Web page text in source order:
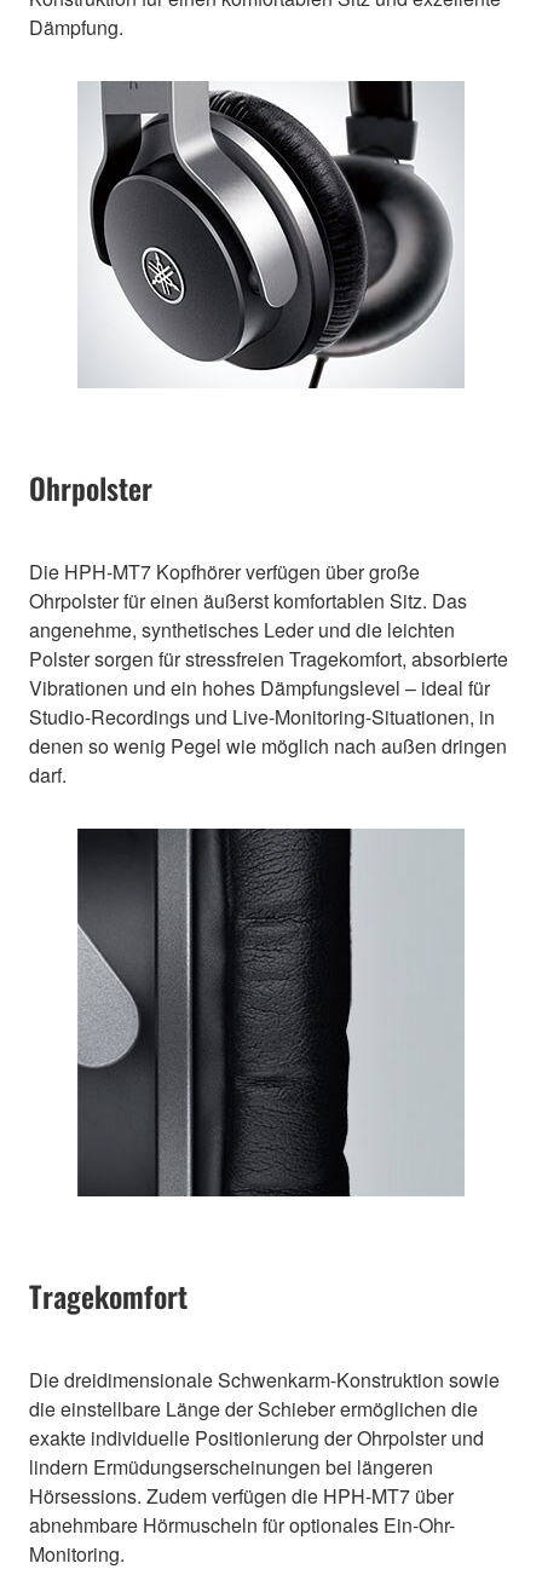
Dämpfung.
Ohrpolster
Die HPH-MT7 Kopfhörer verfügen über große
Ohrpolster für einen äußerst komfortablen Sitz. Das
angenehme, synthetisches Leder und die leichten
Polster sorgen für stressfreien Tragekomfort, absorbierte
Vibrationen und ein hohes Dämpfungslevel – ideal für
Studio-Recordings und Live-Monitoring-Situationen, in
denen so wenig Pegel wie möglich nach außen dringen
darf.
Tragekomfort
Die dreidimensionale Schwenkarm-Konstruktion sowie
die einstellbare Länge der Schieber ermöglichen die
exakte individuelle Positionierung der Ohrpolster und
lindern Ermüdungserscheinungen bei längeren
Hörsessions. Zudem verfügen die HPH-MT7 über
abnehmbare Hörmuscheln für optionales Ein-Ohr-
Monitoring.